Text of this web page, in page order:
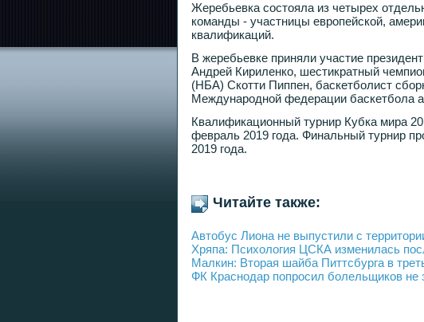
Жеребьевка состояла из четырех
команды - участницы европейской,
квалификаций.
В жеребьевке приняли участие
Андрей Кириленко, шестикратный
(НБА) Скотти Пиппен, баскетболист
Международной федерации баскетбола
Квалификационный турнир Кубка мира
февраль 2019 года. Финальный турнир
2019 года.
Читайте также:
Автобус Лиона не выпустили с
Хряпа: Психология ЦСКА изменилась
Малкин: Вторая шайба Питтсбурга в
ФК Краснодар попросил болельщиков не